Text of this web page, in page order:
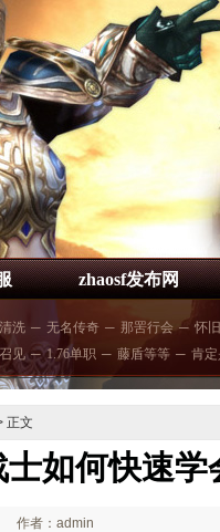
zhaosf发布网
洗 ─ 无名传奇 ─ 那罟行会 ─ 怀
见 ─ 1.76单职 ─ 藤盾等等 ─ 肯
正文
如何快速学
作者：admin